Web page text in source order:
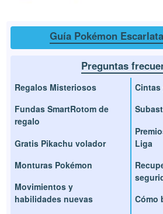
Guía Pokémon
Preguntas
Regalos Misteriosos
Fundas SmartRotom de
regalo
Gratis Pikachu volador
Monturas Pokémon
Movimientos y
habilidades nuevas
Cintas
Liga
Cómo